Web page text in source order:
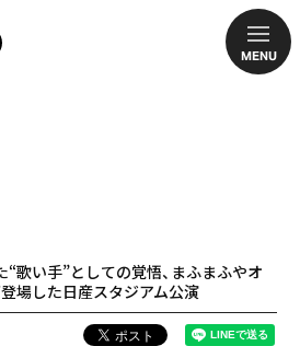
MENU
歌い手”としての覚悟、まふまふやオ
場した日産スタジアム公演